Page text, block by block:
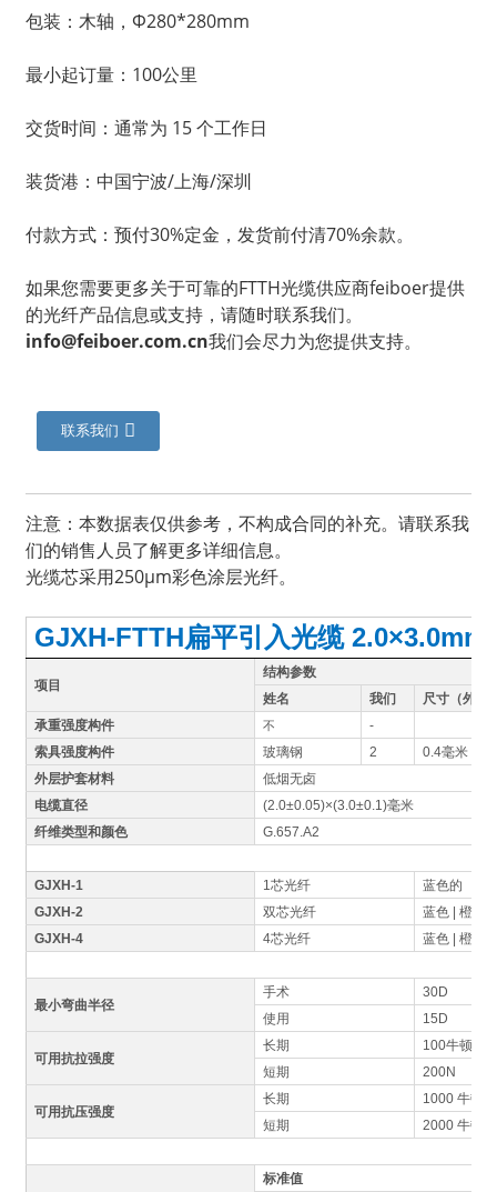
包装：木轴，Φ280*280mm
最小起订量：100公里
交货时间：通常为 15 个工作日
装货港：中国宁波/上海/深圳
付款方式：预付30%定金，发货前付清70%余款。
如果您需要更多关于可靠的FTTH光缆供应商feiboer提供
的光纤产品信息或支持，请随时联系我们。
info@feiboer.com.cn我们会尽力为您提供支持。
联系我们
注意：本数据表仅供参考，不构成合同的补充。请联系我
们的销售人员了解更多详细信息。
光缆芯采用250μm彩色涂层光纤。
GJXH-FTTH扁平引入光缆 2.0×3.0mm
项目
结构参数
姓名
我们
尺寸（外径
承重强度构件
不
-
索具强度构件
玻璃钢 2
0.4毫米
外层护套材料
低烟无卤
电缆直径
(2.0±0.05)×(3.0±0.1)毫米
纤维类型和颜色
G.657.A2
GJXH-1 1芯光纤
蓝色的
GJXH-2
双芯光纤
蓝色 | 橙色
GJXH-4
4芯光纤 蓝色 | 橙色 |
最小弯曲半径
手术
30D
使用
15D
可用抗拉强度
长期
100牛顿
短期
200N
可用抗压强度
长期
1000 牛顿/
短期
2000 牛顿/
标准值